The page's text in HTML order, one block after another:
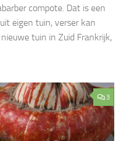
compote. Dat is een
eigen tuin, verser kan
tuin in Zuid Frankrijk,
3